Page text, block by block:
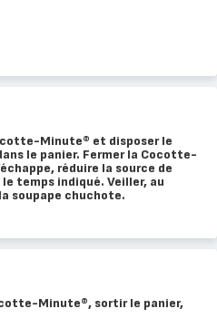
Minute® et disposer le
le panier. Fermer la Cocotte-
réduire la source de
temps indiqué. Veiller, au
soupape chuchote.
Minute®, sortir le panier,